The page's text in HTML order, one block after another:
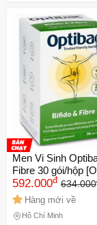
Men Vi Sinh
Fibre 30 gói/hộp
Xanh Lá] - Bổ
- Hỗ Trợ Giảm Táo
Chuẩn UK
592.000đ 634.000
Hàng mới về
Hồ Chí Minh
Mã
Giảm
Số lần áp dụng:
Áp dụng cho
Chỉ áp dụng cho
Ngày hết hạn: